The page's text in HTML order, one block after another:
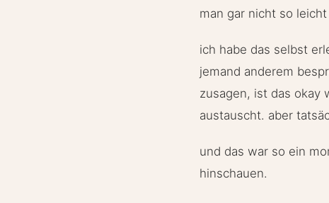
man gar nicht so
ich habe das selbst
jemand anderem
zusagen, ist das okay
austauscht. aber
und das war so ein
hinschauen.